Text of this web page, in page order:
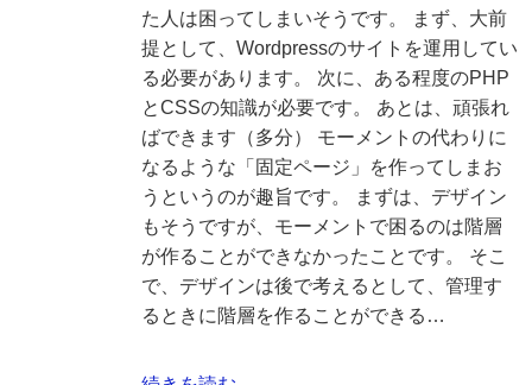
た人は困ってしまいそうです。 まず、大前
提として、Wordpressのサイトを運用してい
る必要があります。 次に、ある程度のPHP
とCSSの知識が必要です。 あとは、頑張れ
ばできます（多分） モーメントの代わりに
なるような「固定ページ」を作ってしまお
うというのが趣旨です。 まずは、デザイン
もそうですが、モーメントで困るのは階層
が作ることができなかったことです。 そこ
で、デザインは後で考えるとして、管理す
るときに階層を作ることができる…